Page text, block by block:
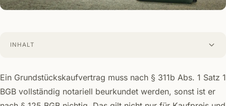
INHALT
Ein Grundstückskaufvertrag muss nach § 311b Abs. 1 Satz 1
BGB vollständig notariell beurkundet werden, sonst ist er